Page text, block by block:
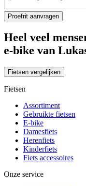
Heel veel
e-bike van
Fietsen vergelijken
Fietsen
Assortiment
Gebruikte fietsen
E-bike
Damesfiets
Herenfiets
Kinderfiets
Fiets accessoires
Onze service